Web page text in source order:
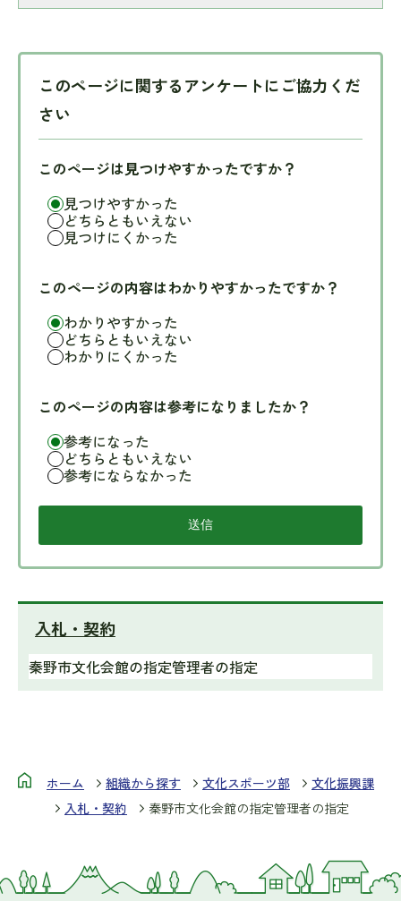
このページに関するアンケートにご協力くだ
さい
このページは見つけやすかったですか？
見つけやすかった
どちらともいえない
見つけにくかった
このページの内容はわかりやすかったですか？
わかりやすかった
どちらともいえない
わかりにくかった
このページの内容は参考になりましたか？
参考になった
どちらともいえない
参考にならなかった
入札・契約
秦野市文化会館の指定管理者の指定
ホーム 組織から探す 文化スポーツ部
文化振興課
入札・契約
秦野市文化会館の指定管理者の指定